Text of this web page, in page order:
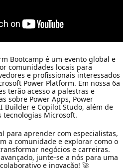
Bootcamp é um evento global e
comunidades locais para
e profissionais interessados
Power Platform. Em nossa 6a
terão acesso a palestras e
sobre Power Apps, Power
Builder e Copilot Studo, além de
tecnologias Microsoft.
para aprender com especialistas,
a comunidade e explorar como o
negócios e carreiras.
junte-se a nós para uma
e inovação! 🚀